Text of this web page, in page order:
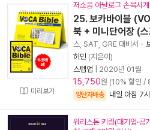
미리보기
저소음 아날로그 손목시
25. 보카바이블
북 + 미니단어장 (
스, SAT, GRE 대비서 -
허민 (지은이)
스텝업
2020년 01월
15,750원 (10% 할인 /
양탄자배송 내일 아침 7시
워리스톤 키링(대기업·공